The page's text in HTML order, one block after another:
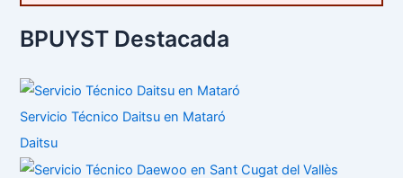
BPUYST Destacada
Servicio Técnico Daitsu en Mataró
Daitsu